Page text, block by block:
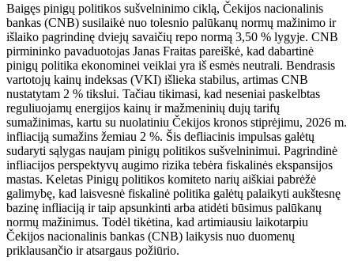
Baigęs pinigų politikos sušvelninimo ciklą, Čekijos nacionalinis
bankas (CNB) susilaikė nuo tolesnio palūkanų normų mažinimo ir
išlaiko pagrindinę dviejų savaičių repo normą 3,50 % lygyje. CNB
pirmininko pavaduotojas Janas Fraitas pareiškė, kad dabartinė
pinigų politika ekonominei veiklai yra iš esmės neutrali. Bendrasis
vartotojų kainų indeksas (VKI) išlieka stabilus, artimas CNB
nustatytam 2 % tikslui. Tačiau tikimasi, kad neseniai paskelbtas
reguliuojamų energijos kainų ir mažmeninių dujų tarifų
sumažinimas, kartu su nuolatiniu Čekijos kronos stiprėjimu, 2026 m.
infliaciją sumažins žemiau 2 %. Šis defliacinis impulsas galėtų
sudaryti sąlygas naujam pinigų politikos sušvelninimui. Pagrindinė
infliacijos perspektyvų augimo rizika tebėra fiskalinės ekspansijos
mastas. Keletas Pinigų politikos komiteto narių aiškiai pabrėžė
galimybę, kad laisvesnė fiskalinė politika galėtų palaikyti aukštesnę
bazinę infliaciją ir taip apsunkinti arba atidėti būsimus palūkanų
normų mažinimus. Todėl tikėtina, kad artimiausiu laikotarpiu
Čekijos nacionalinis bankas (CNB) laikysis nuo duomenų
priklausančio ir atsargaus požiūrio.